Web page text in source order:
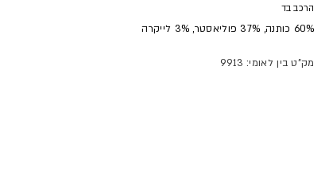
הרכב בד
60% כותנה, 37% פוליאסטר, 3% לייקרה
מק"ט בין לאומי: 9913